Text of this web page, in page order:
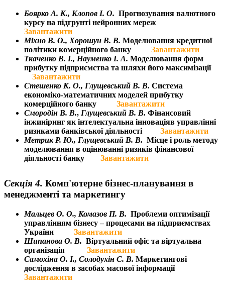
Боярко А. К., Клопов І. О. Прогнозування валютного
курсу на підгрунті нейронних мереж
Завантажити
Міхно В. О., Хорошун В. В. Моделювання кредитної
політики комерційного банку Завантажити
Ткаченко В. І., Науменко І. А. Моделювання форм
прибутку підприємства та шляхи його максимізації
Завантажити
Стешенко К. О., Глущевський В. В. Система
економіко-математичних моделей прибутку
комерційного банку Завантажити
Смородін В. В., Глущевський В. В. Фінансовий
інжиніринг як інтелектуальна інноваціяв управлінні
ризиками банківської діяльності Завантажити
Метрик Р. Ю., Глущевський В. В. Місце і роль методу
моделювання в оцінюванні ризиків фінансової
діяльності банку Завантажити
Секція 4. Комп'ютерне бізнес-планування в
менеджменті та маркетингу
Мальцев О. О., Комазов П. В. Проблеми оптимізації
управлінням бізнесу – процесами на підприємствах
України Завантажити
Шипанова О. В. Віртуальний офіс та віртуальна
організація Завантажити
Самохіна О. І., Солодухін С. В. Маркетингові
дослідження в засобах масової інформації
Завантажити